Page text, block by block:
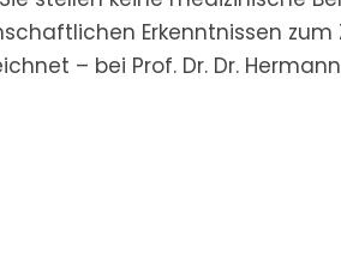
Erkenntnissen
– bei Prof. Dr. Dr. Hermann